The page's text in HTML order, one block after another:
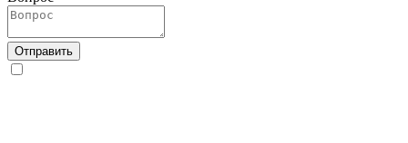
Отправить